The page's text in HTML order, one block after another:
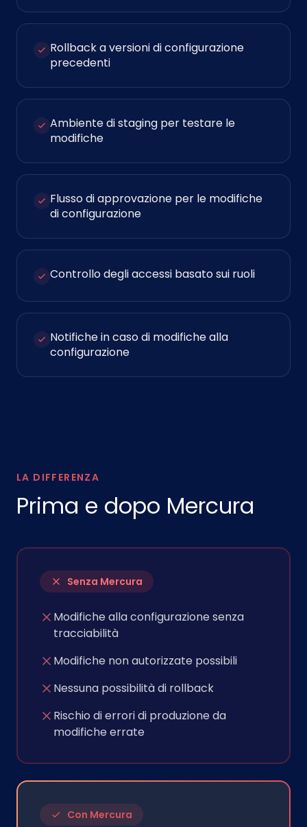
Rollback a versioni di configurazione
precedenti
Ambiente di staging per testare le
modifiche
Flusso di approvazione per le modifiche
di configurazione
Controllo degli accessi basato sui ruoli
Notifiche in caso di modifiche alla
configurazione
LA DIFFERENZA
Prima e dopo Mercura
Senza Mercura
Modifiche alla configurazione senza
tracciabilità
Modifiche non autorizzate possibili
Nessuna possibilità di rollback
Rischio di errori di produzione da
modifiche errate
Con Mercura